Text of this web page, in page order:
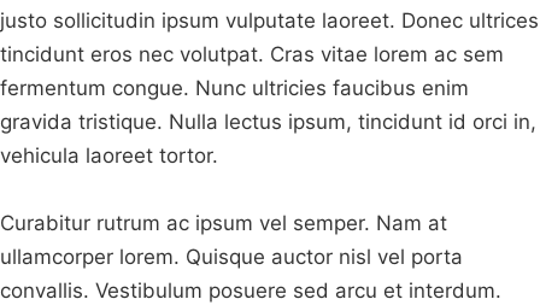
justo sollicitudin ipsum vulputate laoreet. Donec ultrices
tincidunt eros nec volutpat. Cras vitae lorem ac sem
fermentum congue. Nunc ultricies faucibus enim
gravida tristique. Nulla lectus ipsum, tincidunt id orci in,
vehicula laoreet tortor.
Curabitur rutrum ac ipsum vel semper. Nam at
ullamcorper lorem. Quisque auctor nisl vel porta
convallis. Vestibulum posuere sed arcu et interdum.